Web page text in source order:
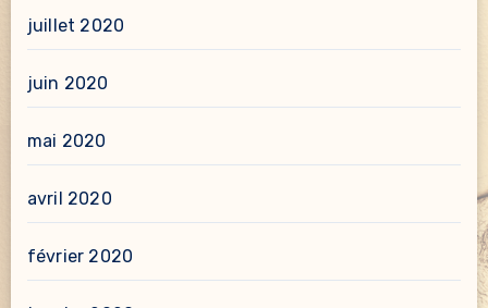
juillet 2020
juin 2020
mai 2020
avril 2020
février 2020